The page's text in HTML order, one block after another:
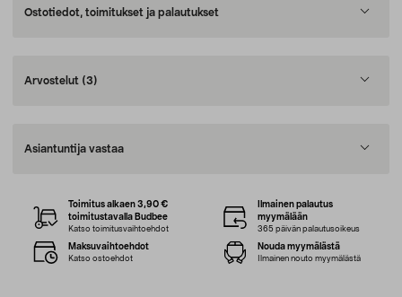
Ostotiedot, toimitukset ja palautukset
Arvostelut (3)
Asiantuntija vastaa
Toimitus alkaen 3,90 €
toimitustavalla Budbee
Katso toimitusvaihtoehdot
Ilmainen palautus
myymälään
365 päivän palautusoikeus
Maksuvaihtoehdot
Katso ostoehdot
Nouda myymälästä
Ilmainen nouto myymälästä